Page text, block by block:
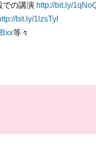
での講演 http://bit.ly/
bit.ly/1lzsTyI
等々